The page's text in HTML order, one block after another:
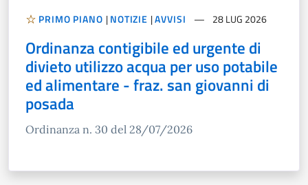
PRIMO PIANO |NOTIZIE |AVVISI 28 LUG 2026
Ordinanza contigibile ed urgente di
divieto utilizzo acqua per uso potabile
ed alimentare - fraz. san giovanni di
posada
Ordinanza n. 30 del 28/07/2026